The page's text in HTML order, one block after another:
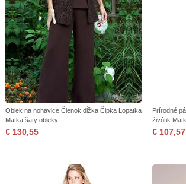
Oblek na nohavice Členok dĺžka Čipka Lopatka
Matka šaty obleky
€ 130,55
Prírodné
živôtik
€ 107,57